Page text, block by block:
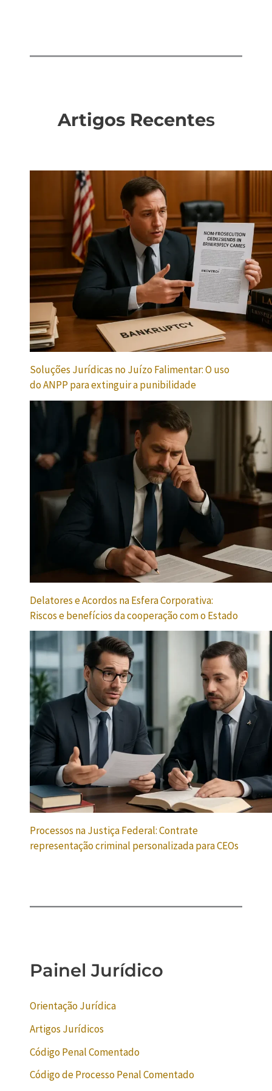
Artigos Recentes
Soluções Jurídicas no Juízo Falimentar: O uso
do ANPP para extinguir a punibilidade
Delatores e Acordos na Esfera Corporativa:
Riscos e benefícios da cooperação com o Estado
Processos na Justiça Federal: Contrate
representação criminal personalizada para CEOs
Painel Jurídico
Orientação Jurídica
Artigos Jurídicos
Código Penal Comentado
Código de Processo Penal Comentado